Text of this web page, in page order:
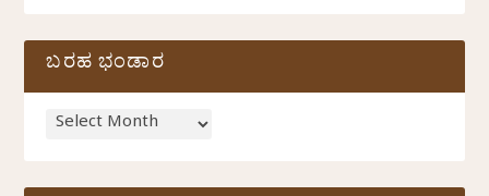
ಬರಹ ಭಂಡಾರ